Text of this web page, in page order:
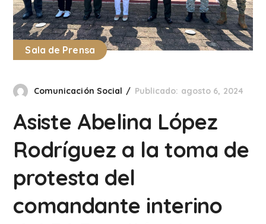
Sala de Prensa
Comunicación Social Publicado: agosto 6, 2024
Asiste Abelina López
Rodríguez a la toma de
protesta del
comandante interino